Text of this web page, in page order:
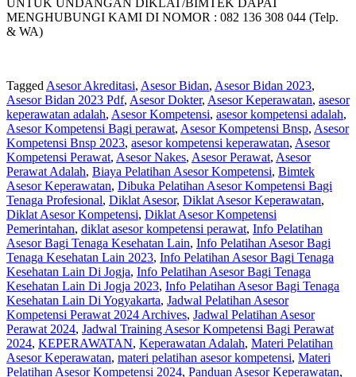
MENGHUBUNGI KAMI DI NOMOR : 082 136 308 044 (Telp.
& WA)
Tagged Asesor Akreditasi, Asesor Bidan, Asesor Bidan 2023,
Asesor Bidan 2023 Pdf, Asesor Dokter, Asesor Keperawatan, asesor
keperawatan adalah, Asesor Kompetensi, asesor kompetensi adalah,
Asesor Kompetensi Bagi perawat, Asesor Kompetensi Bnsp, Asesor
Kompetensi Bnsp 2023, asesor kompetensi keperawatan, Asesor
Kompetensi Perawat, Asesor Nakes, Asesor Perawat, Asesor
Perawat Adalah, Biaya Pelatihan Asesor Kompetensi, Bimtek
Asesor Keperawatan, Dibuka Pelatihan Asesor Kompetensi Bagi
Tenaga Profesional, Diklat Asesor, Diklat Asesor Keperawatan,
Diklat Asesor Kompetensi, Diklat Asesor Kompetensi
Pemerintahan, diklat asesor kompetensi perawat, Info Pelatihan
Asesor Bagi Tenaga Kesehatan Lain, Info Pelatihan Asesor Bagi
Tenaga Kesehatan Lain 2023, Info Pelatihan Asesor Bagi Tenaga
Kesehatan Lain Di Jogja, Info Pelatihan Asesor Bagi Tenaga
Kesehatan Lain Di Jogja 2023, Info Pelatihan Asesor Bagi Tenaga
Kesehatan Lain Di Yogyakarta, Jadwal Pelatihan Asesor
Kompetensi Perawat 2024 Archives, Jadwal Pelatihan Asesor
Perawat 2024, Jadwal Training Asesor Kompetensi Bagi Perawat
2024, KEPERAWATAN, Keperawatan Adalah, Materi Pelatihan
Asesor Keperawatan, materi pelatihan asesor kompetensi, Materi
Pelatihan Asesor Kompetensi 2024, Panduan Asesor Keperawatan,